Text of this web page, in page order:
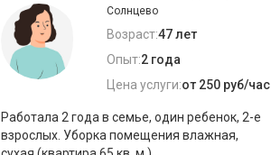
Солнцево
Возраст:47 лет
Опыт:2 года
Цена услуги:от 250 руб/час
Работала 2 года в семье, один ребенок, 2-е
взрослых. Уборка помещения влажная,